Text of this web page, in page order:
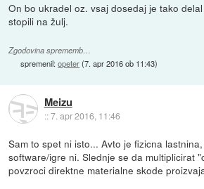
On bo ukradel oz. vsaj dosedaj je tako
stopili na žulj.
Zgodovina sprememb…
spremenil:opeter(7. apr 2016 ob 11:43)
Meizu
::7. apr 2016, 11:46
Sam to spet ni isto... Avto je fizicna
software/igre ni. Slednje se da multiplicirat
povzroci direktne materialne skode